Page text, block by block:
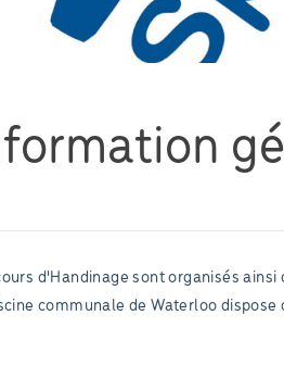
d'Handinage sont organisés
communale de Waterloo